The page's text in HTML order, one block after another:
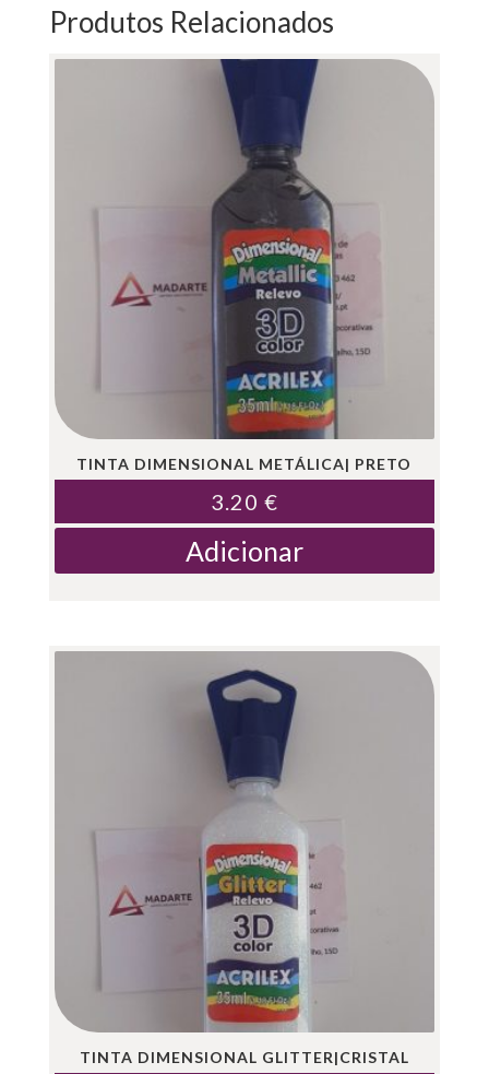
Produtos Relacionados
TINTA DIMENSIONAL METÁLICA| PRETO
3.20 €
Adicionar
TINTA DIMENSIONAL GLITTER|CRISTAL